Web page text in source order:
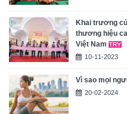
Khai trương
thương hiệu
Việt Nam
10-11-2023
Vì sao mọi
20-02-2024